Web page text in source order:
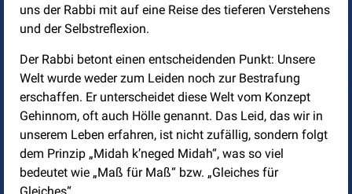
uns der Rabbi mit auf eine Reise des tieferen Verstehens
und der Selbstreflexion.
Der Rabbi betont einen entscheidenden Punkt: Unsere
Welt wurde weder zum Leiden noch zur Bestrafung
erschaffen. Er unterscheidet diese Welt vom Konzept
Gehinnom, oft auch Hölle genannt. Das Leid, das wir in
unserem Leben erfahren, ist nicht zufällig, sondern folgt
dem Prinzip „Midah k’neged Midah“, was so viel
bedeutet wie „Maß für Maß“ bzw. „Gleiches für
Gleiches“.